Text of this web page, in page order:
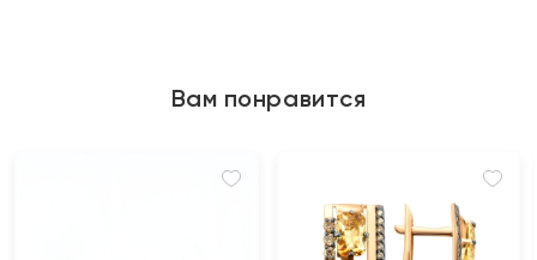
Вам понравится